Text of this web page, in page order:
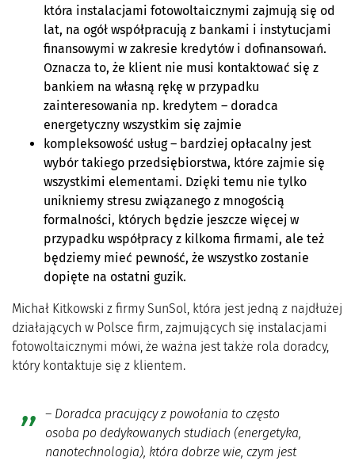
która instalacjami fotowoltaicznymi zajmują się od
lat, na ogół współpracują z bankami i instytucjami
finansowymi w zakresie kredytów i dofinansowań.
Oznacza to, że klient nie musi kontaktować się z
bankiem na własną rękę w przypadku
zainteresowania np. kredytem – doradca
energetyczny wszystkim się zajmie
kompleksowość usług – bardziej opłacalny jest
wybór takiego przedsiębiorstwa, które zajmie się
wszystkimi elementami. Dzięki temu nie tylko
unikniemy stresu związanego z mnogością
formalności, których będzie jeszcze więcej w
przypadku współpracy z kilkoma firmami, ale też
będziemy mieć pewność, że wszystko zostanie
dopięte na ostatni guzik.
Michał Kitkowski z firmy SunSol, która jest jedną z najdłużej
działających w Polsce firm, zajmujących się instalacjami
fotowoltaicznymi mówi, że ważna jest także rola doradcy,
który kontaktuje się z klientem.
– Doradca pracujący z powołania to często
osoba po dedykowanych studiach (energetyka,
nanotechnologia), która dobrze wie, czym jest